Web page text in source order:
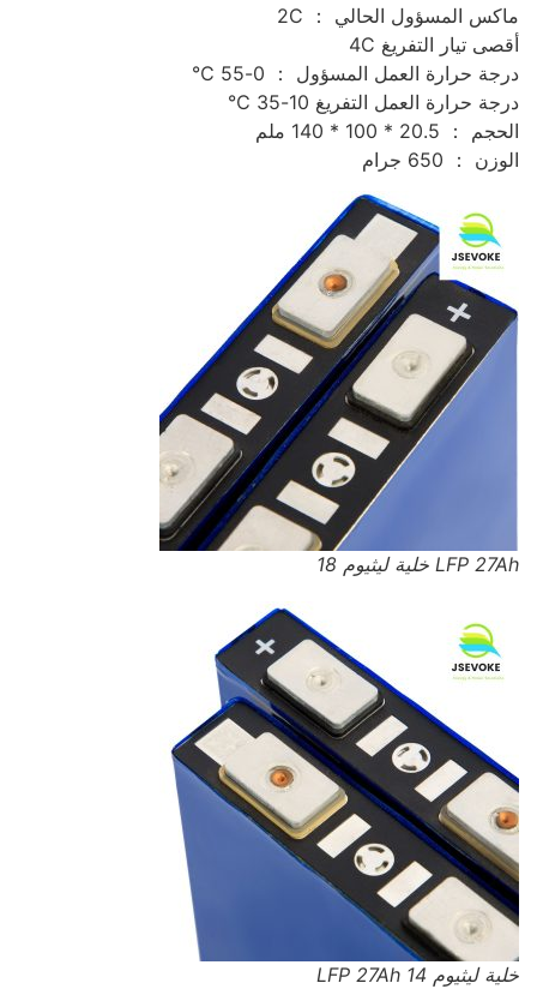
ماكس المسؤول الحالي ： 2C
أقصى تيار التفريغ 4C
درجة حرارة العمل المسؤول ： 0-55 ℃
درجة حرارة العمل التفريغ 10-35 ℃
الحجم ： 20.5 * 100 * 140 ملم
الوزن ： 650 جرام
LFP 27Ah خلية ليثيوم 18
خلية ليثيوم LFP 27Ah 14